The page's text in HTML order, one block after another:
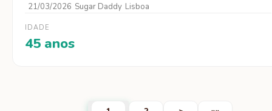
21/03/2026 Sugar Daddy Lisboa
IDADE
45 anos